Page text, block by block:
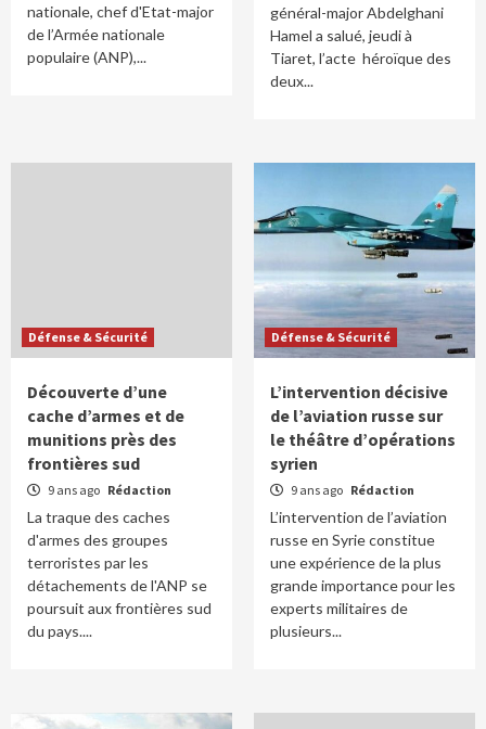
nationale, chef d'Etat-major
de l’Armée nationale
populaire (ANP),...
général-major Abdelghani
Hamel a salué, jeudi à
Tiaret, l’acte héroïque des
deux...
Défense & Sécurité
Découverte d’une
cache d’armes et de
munitions près des
frontières sud
9 ans ago Rédaction
La traque des caches
d'armes des groupes
terroristes par les
détachements de l'ANP se
poursuit aux frontières sud
du pays....
Défense & Sécurité
L’intervention décisive
de l’aviation russe sur
le théâtre d’opérations
syrien
9 ans ago Rédaction
L’intervention de l’aviation
russe en Syrie constitue
une expérience de la plus
grande importance pour les
experts militaires de
plusieurs...